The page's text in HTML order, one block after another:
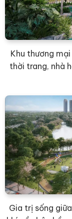
Khu thương
thời trang, nhà
Gia trị sống